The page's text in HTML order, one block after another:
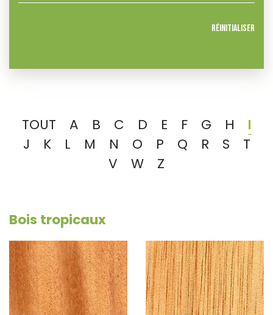
Réinitialiser
TOUT A B C D E F G H
I
J
K L M N O P Q R S
T
V
W Z
Bois tropicaux